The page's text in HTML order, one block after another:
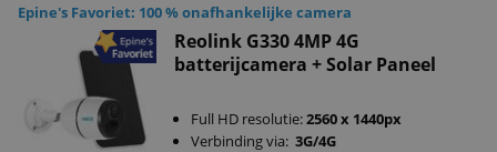
Epine's Favoriet: 100 % onafhankelijke camera
Reolink G330 4MP 4G
batterijcamera + Solar Paneel
Full HD resolutie:2560 x 1440px
Verbinding via: 3G/4G